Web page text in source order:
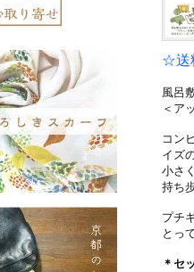
☆送
風呂
＜ア
コン
イズ
小さ
持ち
プチ
とっ
＊セ